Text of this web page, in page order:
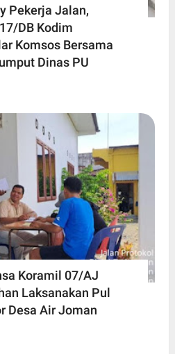
Pekerja Jalan,
DB Kodim
Komsos Bersama
Dinas PU
Koramil 07/AJ
Laksanakan Pul
Desa Air Joman